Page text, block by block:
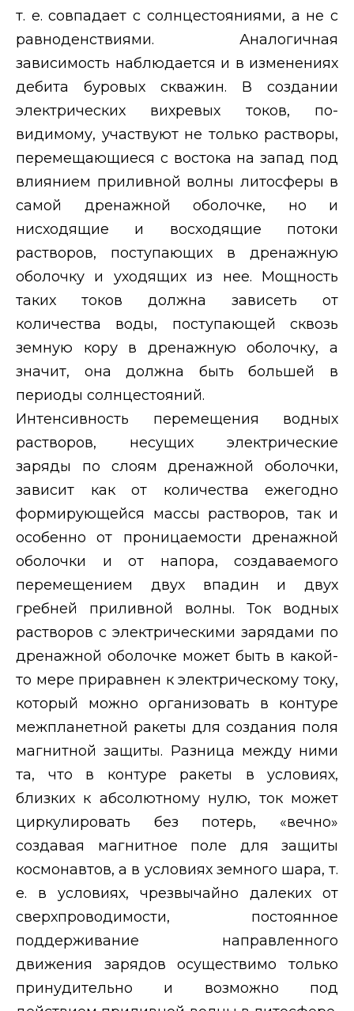
т. е. совпадает с солнцестояниями, а не с
равноденствиями. Аналогичная
зависимость наблюдается и в изменениях
дебита буровых скважин. В создании
электрических вихревых токов, по-
видимому, участвуют не только растворы,
перемещающиеся с востока на запад под
влиянием приливной волны литосферы в
самой дренажной оболочке, но и
нисходящие и восходящие потоки
растворов, поступающих в дренажную
оболочку и уходящих из нее. Мощность
таких токов должна зависеть от
количества воды, поступающей сквозь
земную кору в дренажную оболочку, а
значит, она должна быть большей в
периоды солнцестояний.
Интенсивность перемещения водных
растворов, несущих электрические
заряды по слоям дренажной оболочки,
зависит как от количества ежегодно
формирующейся массы растворов, так и
особенно от проницаемости дренажной
оболочки и от напора, создаваемого
перемещением двух впадин и двух
гребней приливной волны. Ток водных
растворов с электрическими зарядами по
дренажной оболочке может быть в какой-
то мере приравнен к электрическому току,
который можно организовать в контуре
межпланетной ракеты для создания поля
магнитной защиты. Разница между ними
та, что в контуре ракеты в условиях,
близких к абсолютному нулю, ток может
циркулировать без потерь, «вечно»
создавая магнитное поле для защиты
космонавтов, а в условиях земного шара, т.
е. в условиях, чрезвычайно далеких от
сверхпроводимости, постоянное
поддерживание направленного
движения зарядов осуществимо только
принудительно и возможно под